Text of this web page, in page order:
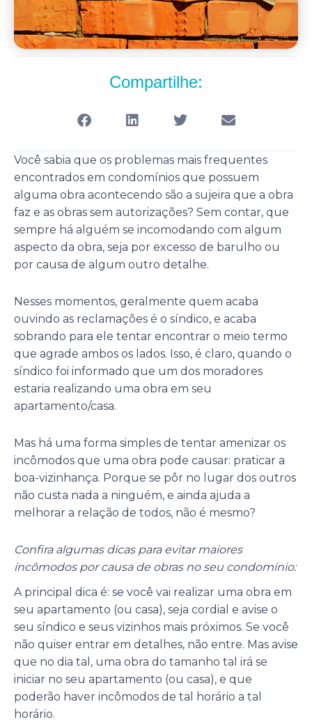
Compartilhe:
Você sabia que os problemas mais frequentes
encontrados em condomínios que possuem
alguma obra acontecendo são a sujeira que a obra
faz e as obras sem autorizações? Sem contar, que
sempre há alguém se incomodando com algum
aspecto da obra, seja por excesso de barulho ou
por causa de algum outro detalhe.
Nesses momentos, geralmente quem acaba
ouvindo as reclamações é o síndico, e acaba
sobrando para ele tentar encontrar o meio termo
que agrade ambos os lados. Isso, é claro, quando o
síndico foi informado que um dos moradores
estaria realizando uma obra em seu
apartamento/casa.
Mas há uma forma simples de tentar amenizar os
incômodos que uma obra pode causar: praticar a
boa-vizinhança. Porque se pôr no lugar dos outros
não custa nada a ninguém, e ainda ajuda a
melhorar a relação de todos, não é mesmo?
Confira algumas dicas para evitar maiores
incômodos por causa de obras no seu condomínio:
A principal dica é: se você vai realizar uma obra em
seu apartamento (ou casa), seja cordial e avise o
seu síndico e seus vizinhos mais próximos. Se você
não quiser entrar em detalhes, não entre. Mas avise
que no dia tal, uma obra do tamanho tal irá se
iniciar no seu apartamento (ou casa), e que
poderão haver incômodos de tal horário a tal
horário.